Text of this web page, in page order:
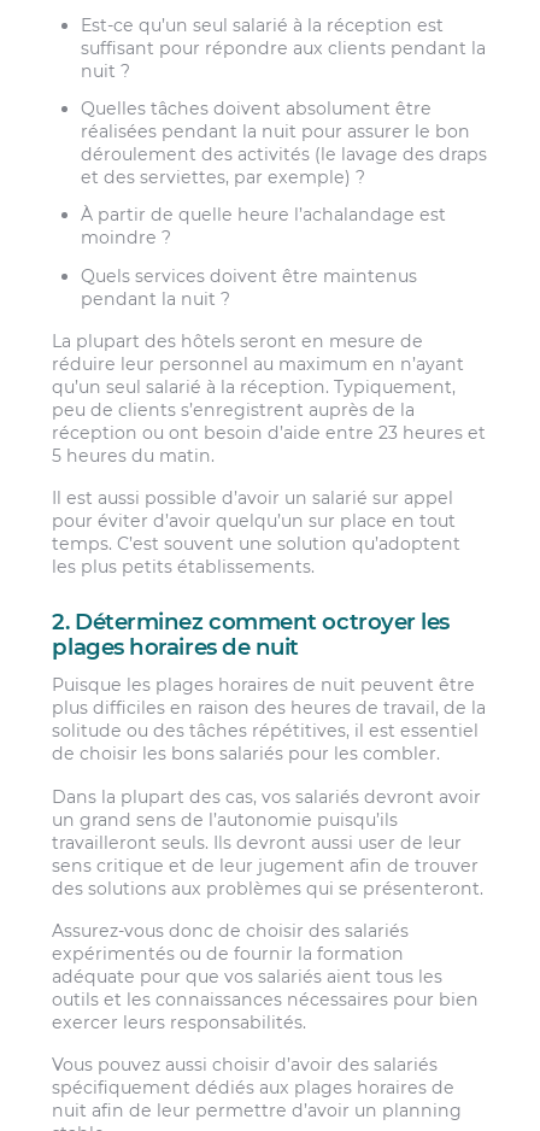
Est-ce qu’un seul salarié à la réception est
suffisant pour répondre aux clients pendant la
nuit ?
Quelles tâches doivent absolument être
réalisées pendant la nuit pour assurer le bon
déroulement des activités (le lavage des draps
et des serviettes, par exemple) ?
À partir de quelle heure l’achalandage est
moindre ?
Quels services doivent être maintenus
pendant la nuit ?
La plupart des hôtels seront en mesure de
réduire leur personnel au maximum en n’ayant
qu’un seul salarié à la réception. Typiquement,
peu de clients s’enregistrent auprès de la
réception ou ont besoin d’aide entre 23 heures et
5 heures du matin.
Il est aussi possible d’avoir un salarié sur appel
pour éviter d’avoir quelqu’un sur place en tout
temps. C’est souvent une solution qu’adoptent
les plus petits établissements.
2. Déterminez comment octroyer les
plages horaires de nuit
Puisque les plages horaires de nuit peuvent être
plus difficiles en raison des heures de travail, de la
solitude ou des tâches répétitives, il est essentiel
de choisir les bons salariés pour les combler.
Dans la plupart des cas, vos salariés devront avoir
un grand sens de l’autonomie puisqu’ils
travailleront seuls. Ils devront aussi user de leur
sens critique et de leur jugement afin de trouver
des solutions aux problèmes qui se présenteront.
Assurez-vous donc de choisir des salariés
expérimentés ou de fournir la formation
adéquate pour que vos salariés aient tous les
outils et les connaissances nécessaires pour bien
exercer leurs responsabilités.
Vous pouvez aussi choisir d’avoir des salariés
spécifiquement dédiés aux plages horaires de
nuit afin de leur permettre d’avoir un planning